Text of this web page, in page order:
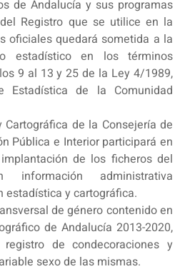
de Andalucía y sus programas
Registro que se utilice en la
oficiales quedará sometida a la
estadístico en los términos
9 al 13 y 25 de la Ley 4/1989,
de la Comunidad
de la Consejería de
Pública e Interior participará en
de los ficheros del
información administrativa
estadística y cartográfica.
de género contenido en
de Andalucía 2013-2020,
de condecoraciones y
sexo de las mismas.